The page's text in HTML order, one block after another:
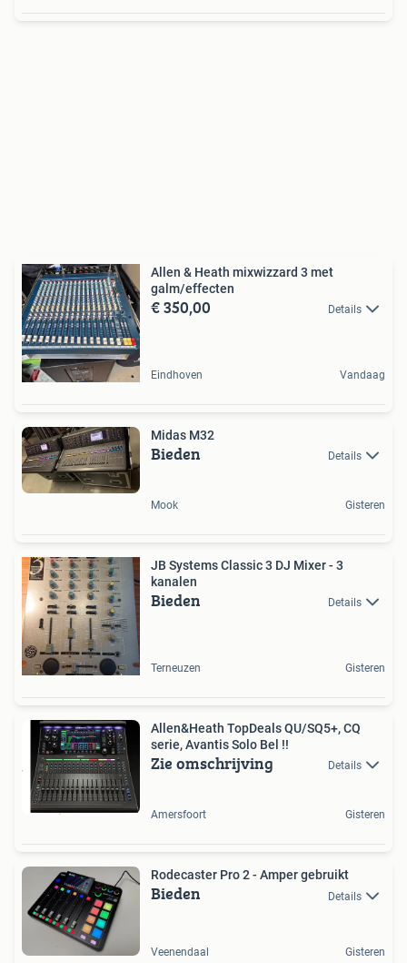
Allen & Heath mixwizzard 3 met
galm/effecten
€ 350,00 Details
Eindhoven Vandaag
Midas M32
Bieden Details
Mook Gisteren
JB Systems Classic 3 DJ Mixer - 3
kanalen
Bieden Details
Terneuzen Gisteren
Allen&Heath TopDeals QU/SQ5+, CQ
serie, Avantis Solo Bel !!
Zie omschrijving Details
Amersfoort Gisteren
Rodecaster Pro 2 - Amper gebruikt
Bieden Details
Veenendaal Gisteren